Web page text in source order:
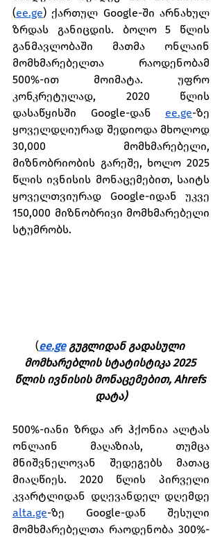
(ee.ge) ქართულ Google-ში არნახულ
ზრდას განიცდის. ბოლო 5 წლის
განმავლობაში მათმა ონლაინ
მომხმარებელთა რაოდენობამ
500%-ით მოიმატა. უფრო
კონკრეტულად, 2020 წლის
დასაწყისში Google-დან ee.ge-ზე
ყოველდღიურად შედიოდა მხოლოდ
30,000 მომხმარებელი,
მიზნობრიობის გარეშე, ხოლო 2025
წლის ივნისის მონაცემებით, საიტს
ყოველთვიურად Google-იდან უკვე
150,000 მიზნობრივი მომხმარებელი
სტუმრობს.
(ee.ge გუგლიდან გადასული
მომხარებლის სტატისტიკა 2025
წლის ივნისის მონაცემებით, Ahrefs
დატა)
500%-იანი ზრდა არ ჰქონია ალტას
ონლაინ მაღაზიას, თუმცა
მნიშვნელოვან შედეგებს მათაც
მიაღწიეს. 2020 წლის პირველი
alta.ge-ზე Google-დან შესული
მომხმარებელთა რაოდენობა 300%-